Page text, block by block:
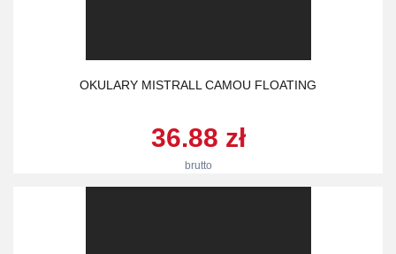
OKULARY MISTRALL CAMOU FLOATING
36.88 zł
brutto